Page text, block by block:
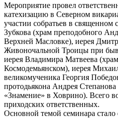
Мероприятие провел
катехизацию в Северном
участии собратьев в священном
Зубкова (храм преподобного
Верхней Масловке), иерея
Живоночальной Троицы при
иерея Владимира Матвеева
Космодемьянском), иерея
великомученика Георгия
протодьякона Андрея
«Знамение» в Ховрино). Всего
приходских ответственных.
Основной темой семинара